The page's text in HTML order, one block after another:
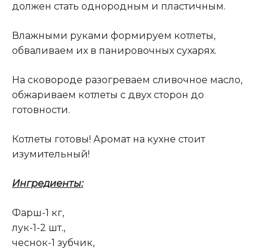
должен стать однородным и пластичным.
Влажными руками формируем котлеты,
обваливаем их в панировочных сухарях.
На сковороде разогреваем сливочное масло,
обжариваем котлеты с двух сторон до
готовности.
Котлеты готовы! Аромат на кухне стоит
изумительный!
Ингредиенты:
Фарш-1 кг,
лук-1-2 шт.,
чеснок-1 зубчик,